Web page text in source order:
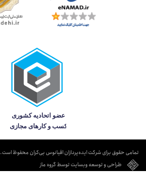
تمامی حقوق برای شرکت ایده‌پردازان اقیانوس بی‌کران محفوظ است.
طراحی و توسعه وبسایت توسط گروه ماز